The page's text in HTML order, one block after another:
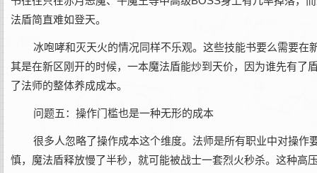
法盾简直难如登天。
冰咆哮和灭天火的情况同样不乐观。这些技能书要么需要
其是在新区刚开的时候，一本魔法盾能炒到天价，因为谁先有了
了法师的整体养成成本。
问题五：操作门槛也是一种无形的成本
很多人忽略了操作成本这个维度。法师是所有职业中对操
慎，魔法盾释放慢了半秒，就可能被战士一套烈火秒杀。这种高